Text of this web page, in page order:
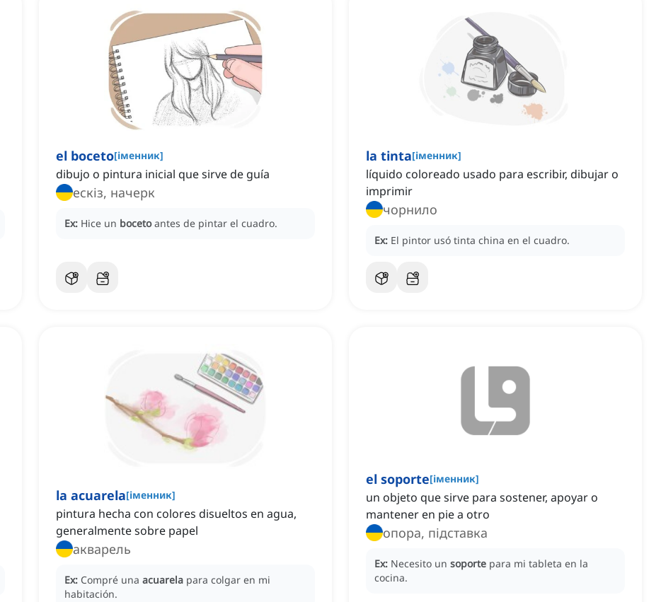
el boceto[іменник]
dibujo o pintura inicial que sirve de guía
ескіз, начерк
Ex: Hice un boceto antes de pintar el cuadro.
la tinta[іменник]
líquido coloreado usado para escribir, dibujar o
imprimir
чорнило
Ex: El pintor usó tinta china en el cuadro.
la acuarela[іменник]
pintura hecha con colores disueltos en agua,
generalmente sobre papel
акварель
Ex: Compré una acuarela para colgar en mi
habitación.
el soporte[іменник]
un objeto que sirve para sostener, apoyar o
mantener en pie a otro
опора, підставка
Ex: Necesito un soporte para mi tableta en la
cocina.